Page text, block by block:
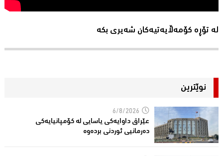
لە تۆڕە کۆمەڵایەتیەکان شەیری بکە
نوێترین
6/8/2026
عێراق داوایەکی یاسایی لە کۆمپانیایه‌كی
دەرمانیى ئوردنی بردەوە